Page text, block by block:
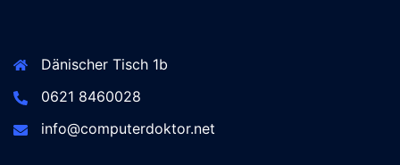
Dänischer Tisch 1b
0621 8460028
info@computerdoktor.net